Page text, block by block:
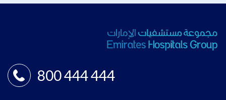
800 444 444